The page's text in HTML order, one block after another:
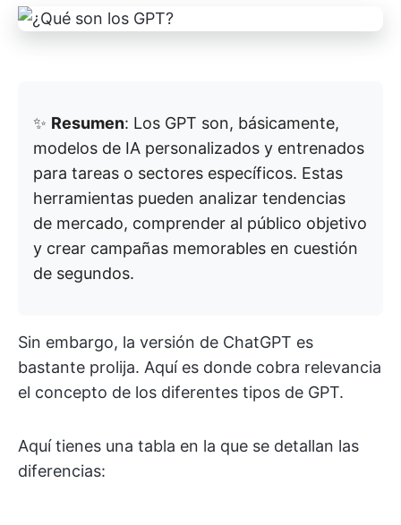
✨ Resumen: Los GPT son, básicamente,
modelos de IA personalizados y entrenados
para tareas o sectores específicos. Estas
herramientas pueden analizar tendencias
de mercado, comprender al público objetivo
y crear campañas memorables en cuestión
de segundos.
Sin embargo, la versión de ChatGPT es
bastante prolija. Aquí es donde cobra relevancia
el concepto de los diferentes tipos de GPT.
Aquí tienes una tabla en la que se detallan las
diferencias: